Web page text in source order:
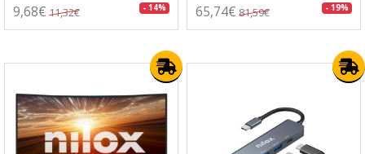
9,68€ 11,32€ - 14% 65,74€ 81,59€ - 19%